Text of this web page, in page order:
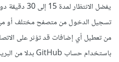
يفضل الانتظار
تسجيل الدخول من متصفح مختلف أو من
من تعطيل أي إضافات قد تؤثر على
باستخدام حساب GitHub بدلا من البريد الإلكتروني.